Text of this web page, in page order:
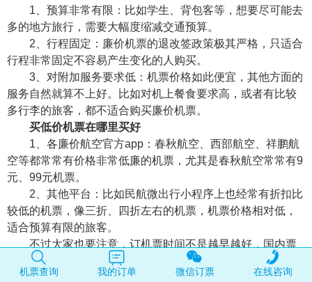
1、预算非常有限：比如学生、背包客等，想要尽可能去
多的地方旅行，需要大幅度缩减交通预算。
2、行程固定：廉价机票的退改签政策极其严格，只适合
行程非常固定不容易产生变化的人购买。
3、对附加服务要求低：机票价格如此便宜，其他方面的
服务自然就算不上好。比如对机上餐食要求高，或者有比较
多行李的旅客，都不适合购买廉价机票。
买低价机票在哪里买好
1、各廉价航空官方app：春秋航空、西部航空、祥鹏航
空等都常常有价格非常低廉的机票，尤其是春秋航空常常有9
元、99元机票。
2、其他平台：比如民航微出行小程序上也经常有折扣比
较低的机票，像三折、四折左右的机票，机票价格相对低，
适合预算有限的旅客。
不过大家也要注意，订机票时间不是越早越好，国内票
提前15-20天订，比提前1个月便宜！因为航司会在出发前2周
调整价格，若机票销量差，会放低价票促销。国际票提前1-2
机票查询 我的订单 微信订票 在线咨询